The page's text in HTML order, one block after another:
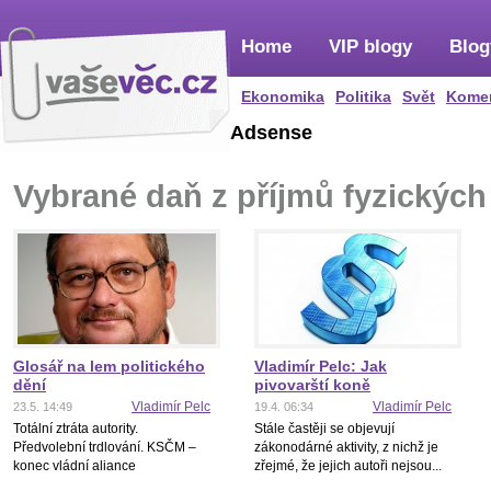
Home
Ekonomika Politika Svět
VIP blogy
Adsense
Vybrané daň z příjmů
Glosář na lem politického
dění
23.5. 14:49
Vladimír Pelc
Totální ztráta autority.
Předvolební trdlování. KSČM –
konec vládní aliance
Vladimír Pelc: Jak
pivovarští koně
19.4. 06:34
Vladimír Pelc
Stále častěji se objevují
zákonodárné aktivity, z nichž je
zřejmé, že jejich autoři nejsou...